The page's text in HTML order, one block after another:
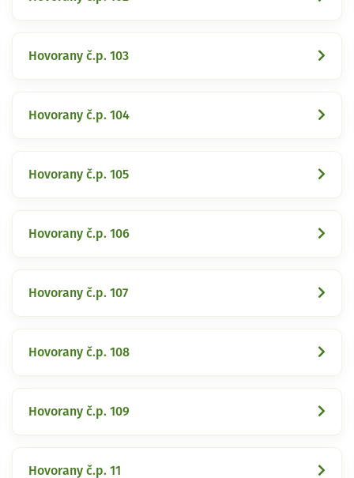
Hovorany č.p. 103
Hovorany č.p. 104
Hovorany č.p. 105
Hovorany č.p. 106
Hovorany č.p. 107
Hovorany č.p. 108
Hovorany č.p. 109
Hovorany č.p. 11